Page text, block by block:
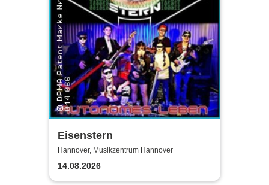
Eisenstern
Hannover, Musikzentrum Hannover
14.08.2026